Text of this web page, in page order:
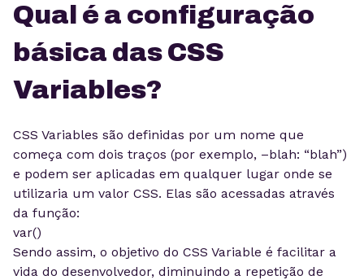
Qual é a configuração
básica das CSS
Variables?
CSS Variables são definidas por um nome que
começa com dois traços (por exemplo, –blah: “blah”)
e podem ser aplicadas em qualquer lugar onde se
utilizaria um valor CSS. Elas são acessadas através
da função:
var()
Sendo assim, o objetivo do CSS Variable é facilitar a
vida do desenvolvedor, diminuindo a repetição de